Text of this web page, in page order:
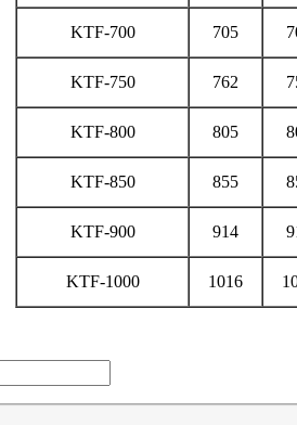
KTF-700 705
KTF-750 762
KTF-800 805
KTF-850 855
KTF-900 914
KTF-1000 1016